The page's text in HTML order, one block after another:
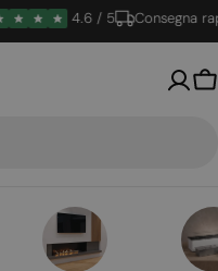
4.6 / 5 Consegna rapida